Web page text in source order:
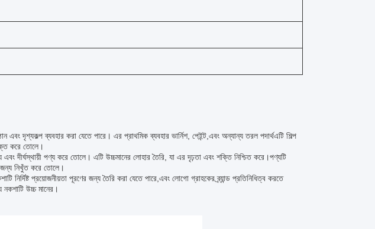
এবং দৃশ্যকল্প ব্যবহার করা যেতে পারে। এর প্রাথমিক ব্যবহার ভার্নিশ, পেইন্ট,এবং অন্যান্য তরল পদার্থএটি শিল্প
করে তোলে।
দীর্ঘস্থায়ী পণ্য করে তোলে। এটি উচ্চমানের লোহার তৈরি, যা এর দৃঢ়তা এবং শক্তি নিশ্চিত করে।পণ্যটি
জন্য নিখুঁত করে তোলে।
নির্দিষ্ট প্রয়োজনীয়তা পূরণের জন্য তৈরি করা যেতে পারে,এবং লোগো গ্রাহকের ব্র্যান্ড প্রতিনিধিত্ব করতে
উচ্চ মানের।